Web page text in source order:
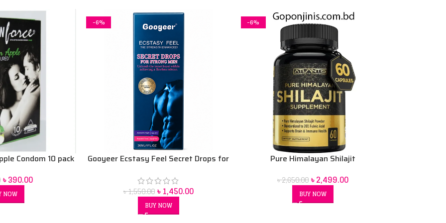
Condom 10 pack
৳390.00
NOW
-6%
Gooyeer Ecstasy Feel Secret Drops for
৳1,550.00 ৳1,450.00
BUY NOW
-6%
Pure Himalayan Shilajit
৳2,650.00 ৳2,499.00
BUY NOW